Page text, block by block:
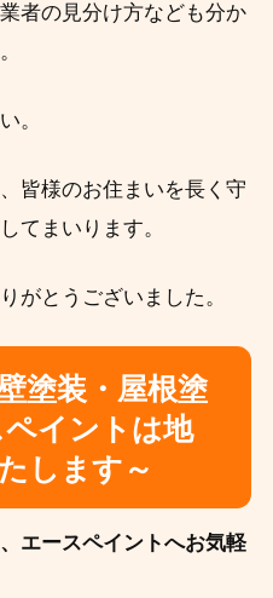
者の見分け方なども分か
。
皆様のお住まいを長く守
てまいります。
がとうございました。
塗装・屋根塗
イントは地
します～
エースペイントへお気軽